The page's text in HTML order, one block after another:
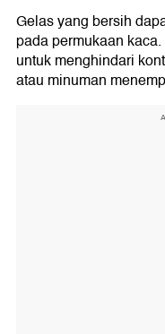
Gelas yang bersih
pada permukaan
untuk menghindari
atau minuman